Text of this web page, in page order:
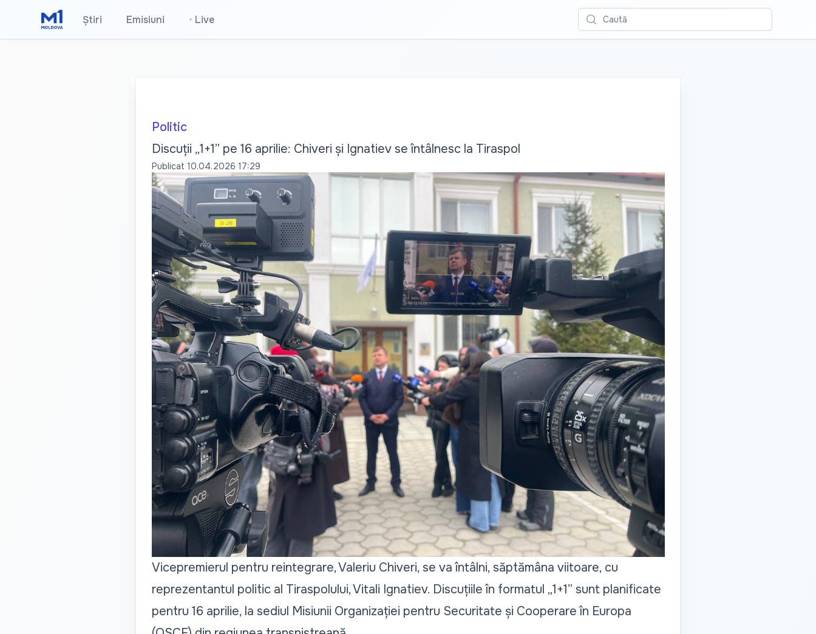
Știri Emisiuni • Live Caută
Politic
Discuții „1+1” pe 16 aprilie: Chiveri și Ignatiev se întâlnesc la Tiraspol
Publicat 10.04.2026 17:29
Vicepremierul pentru reintegrare, Valeriu Chiveri, se va întâlni, săptămâna viitoare, cu
reprezentantul politic al Tiraspolului, Vitali Ignatiev. Discuțiile în formatul „1+1” sunt planificate
pentru 16 aprilie, la sediul Misiunii Organizației pentru Securitate și Cooperare în Europa